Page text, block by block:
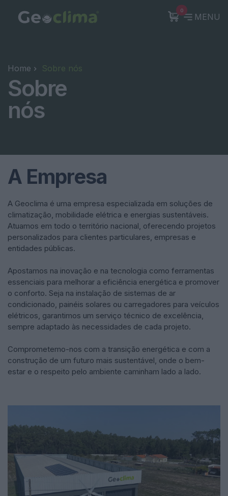
0
MENU
Home Sobre nós
Sobre
nós
A Empresa
A Geoclima é uma empresa especializada em soluções de
climatização, mobilidade elétrica e energias sustentáveis.
Atuamos em todo o território nacional, oferecendo projetos
personalizados para clientes particulares, empresas e
entidades públicas.
Apostamos na inovação e na tecnologia como ferramentas
essenciais para melhorar a eficiência energética e promover
o conforto. Seja na instalação de sistemas de ar
condicionado, painéis solares ou carregadores para veículos
elétricos, garantimos um serviço técnico de excelência,
sempre adaptado às necessidades de cada projeto.
Comprometemo-nos com a transição energética e com a
construção de um futuro mais sustentável, onde o bem-
estar e o respeito pelo ambiente caminham lado a lado.